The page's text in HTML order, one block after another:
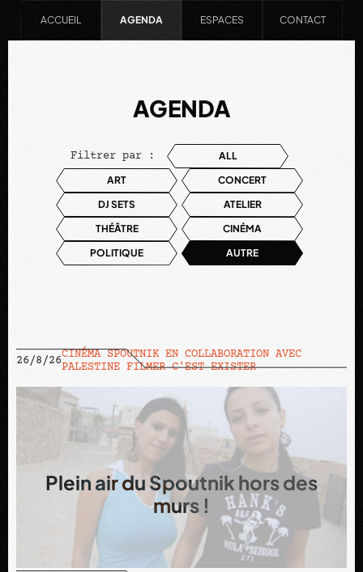
ACCUEIL AGENDA ESPACES CONTACT
AGENDA
Filtrer par :
ALL
ART
CONCERT
DJ SETS
ATELIER
THÉÂTRE
CINÉMA
POLITIQUE
AUTRE
26/8/26CINÉMA SPOUTNIK EN COLLABORATION AVEC
PALESTINE FILMER C'EST EXISTER
Plein air du Spoutnik hors des
murs !